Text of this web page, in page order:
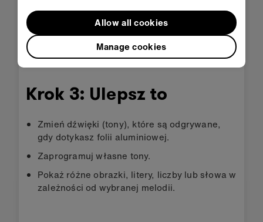
Pobierz HEX
Krok 3: Ulepsz to
Zmień dźwięki (tony), które są odgrywane,
gdy dotykasz folii aluminiowej.
Zaprogramuj własne tony.
Pokaż różne obrazki, litery, liczby lub słowa w
zależności od wybranej melodii.
Manage cookies
Allow all cookies